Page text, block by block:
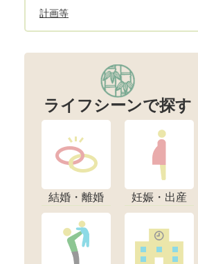
計画等
ライフシーンで探す
結婚・離婚 妊娠・出産